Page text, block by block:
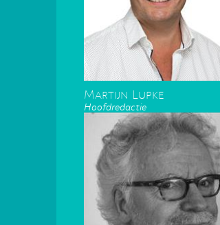
Martijn Lupke
Hoofdredactie